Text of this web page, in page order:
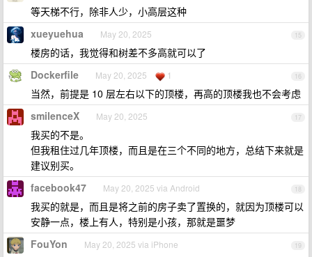
等天梯不行，除非人少，小高层这种
15
xueyuehua May 20, 2025
楼房的话，我觉得和树差不多高就可以了
16
Dockerfile May 20, 2025 1
当然，前提是 10 层左右以下的顶楼，再高的顶楼我也不会考虑
17
smilenceX May 20, 2025
我买的不是。
但我租住过几年顶楼，而且是在三个不同的地方，总结下来就是
建议别买。
18
facebook47 May 20, 2025 via Android
我买的就是，而且是将之前的房子卖了置换的，就因为顶楼可以
安静一点，楼上有人，特别是小孩，那就是噩梦
19
FouYon May 20, 2025 via iPhone